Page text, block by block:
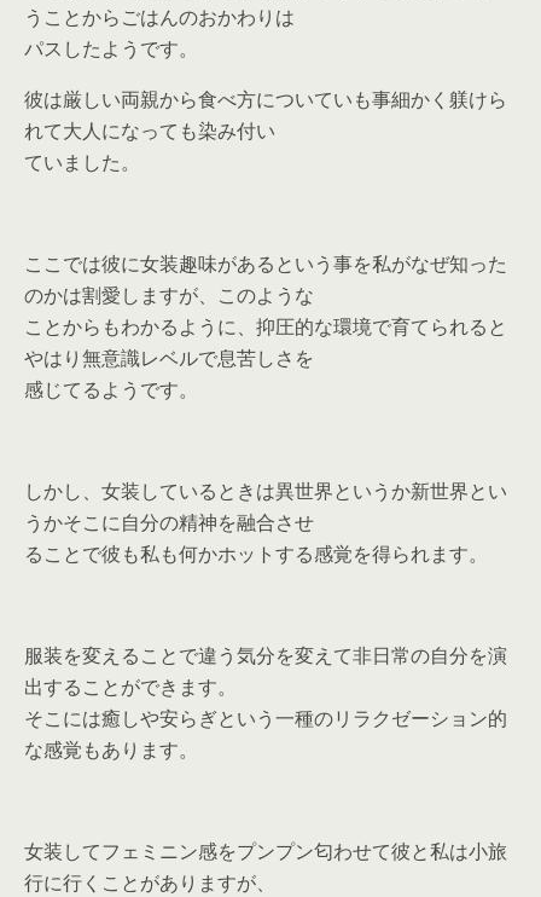
うことからごはんのおかわりは
パスしたようです。
彼は厳しい両親から食べ方についていも事細かく躾けら
れて大人になっても染み付い
ていました。
ここでは彼に女装趣味があるという事を私がなぜ知った
のかは割愛しますが、このような
ことからもわかるように、抑圧的な環境で育てられると
やはり無意識レベルで息苦しさを
感じてるようです。
しかし、女装しているときは異世界というか新世界とい
うかそこに自分の精神を融合させ
ることで彼も私も何かホットする感覚を得られます。
服装を変えることで違う気分を変えて非日常の自分を演
出することができます。
そこには癒しや安らぎという一種のリラクゼーション的
な感覚もあります。
女装してフェミニン感をプンプン匂わせて彼と私は小旅
行に行くことがありますが、